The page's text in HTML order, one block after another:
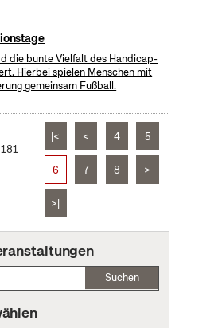
die bunte Vielfalt des Handicap-
Hierbei spielen Menschen mit
gemeinsam Fußball.
|< < 4 5
6 7 8 >
>|
Suchen